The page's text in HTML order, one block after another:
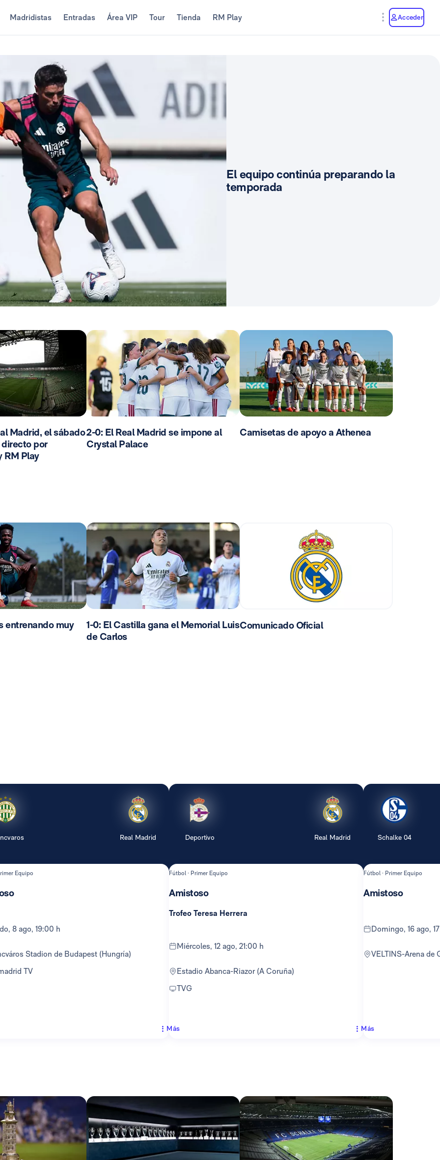
Madridistas Entradas Área VIP Tour Tienda RM Play Acceder
El equipo continúa preparando la
temporada
Madrid, el sábado
directo por
RM Play
2-0: El Real Madrid se impone al
Crystal Palace
Camisetas de apoyo a Athenea
entrenando muy
1-0: El Castilla gana el Memorial Luis
de Carlos
Comunicado Oficial
Real Madrid
Equipo
8 ago, 19:00 h
Stadion de Budapest (Hungría)
TV
Deportivo Real Madrid
Fútbol · Primer Equipo
Amistoso
Trofeo Teresa Herrera
miércoles, 12 ago, 21:00 h
Estadio Abanca-Riazor (A Coruña)
TVG
Más
Schalke 04
Fútbol · Primer Equipo
Amistoso
domingo, 16 ago,
VELTINS-Arena
Más